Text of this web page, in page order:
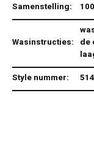
Samenstelling:
Wasinstructies: de
Style nummer: